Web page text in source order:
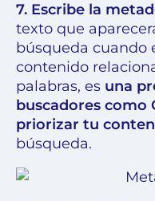
7. Escribe la
texto que
búsqueda cuando
contenido
palabras, es una
buscadores como
priorizar tu
búsqueda.